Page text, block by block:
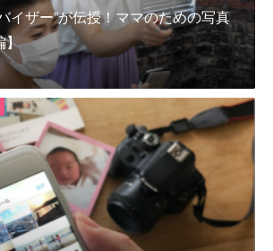
イザー”が伝授！ママのための写真
】